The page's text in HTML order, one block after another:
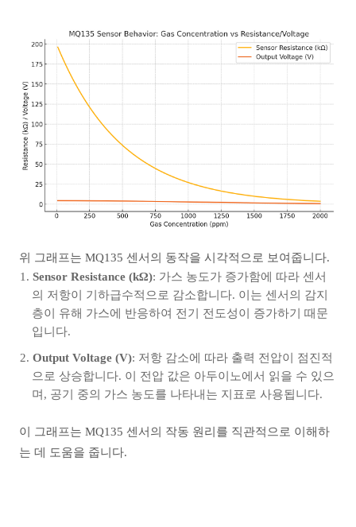
위 그래프는 MQ135 센서의 동작을 시각적으로 보여줍니다.
Sensor Resistance (kΩ): 가스 농도가 증가함에 따라 센서
의 저항이 기하급수적으로 감소합니다. 이는 센서의 감지
층이 유해 가스에 반응하여 전기 전도성이 증가하기 때문
입니다.
Output Voltage (V): 저항 감소에 따라 출력 전압이 점진적
으로 상승합니다. 이 전압 값은 아두이노에서 읽을 수 있으
며, 공기 중의 가스 농도를 나타내는 지표로 사용됩니다.
이 그래프는 MQ135 센서의 작동 원리를 직관적으로 이해하
는 데 도움을 줍니다.